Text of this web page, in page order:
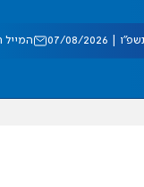
08/2026 המייל